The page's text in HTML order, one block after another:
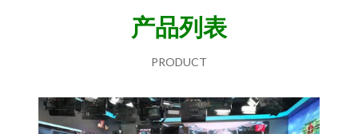
产品列表
PRODUCT